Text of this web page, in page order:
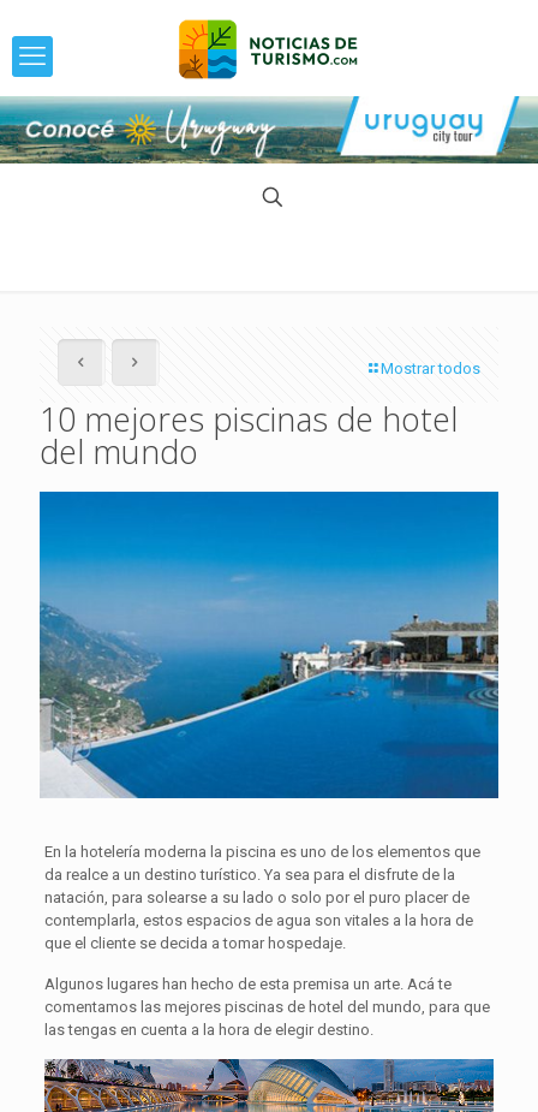
Mostrar todos
10 mejores piscinas de hotel
del mundo
En la hotelería moderna la piscina es uno de los elementos que
da realce a un destino turístico. Ya sea para el disfrute de la
natación, para solearse a su lado o solo por el puro placer de
contemplarla, estos espacios de agua son vitales a la hora de
que el cliente se decida a tomar hospedaje.
Algunos lugares han hecho de esta premisa un arte. Acá te
comentamos las mejores piscinas de hotel del mundo, para que
las tengas en cuenta a la hora de elegir destino.